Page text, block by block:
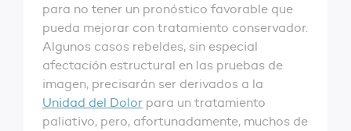
para no tener un pronóstico favorable que
pueda mejorar con tratamiento conservador.
Algunos casos rebeldes, sin especial
afectación estructural en las pruebas de
imagen, precisarán ser derivados a la
Unidad del Dolor para un tratamiento
paliativo, pero, afortunadamente, muchos de